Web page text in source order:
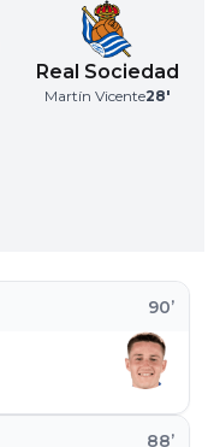
Real Sociedad
Martín Vicente28'
88’
90’